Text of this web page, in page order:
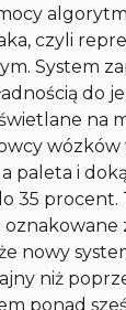
czyli
System
do
na
wózków
paleta i
35
nowy
niż
ponad